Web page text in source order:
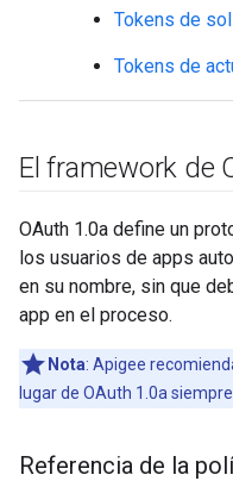
Tokens de
Tokens de
El framework de
OAuth 1.0a define un
los usuarios de apps
en su nombre, sin que
app en el proceso.
Nota: Apigee
lugar de OAuth 1.0a
Referencia de la